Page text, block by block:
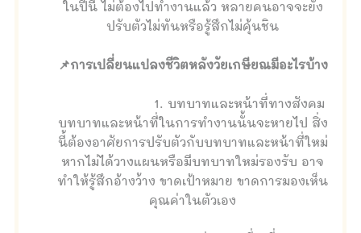
ในปีนี้ ไม่ต้องไปทำงานแล้ว หลายคนอาจจะยัง
ปรับตัวไม่ทันหรือรู้สึกไม่คุ้นชิน
📌การเปลี่ยนแปลงชีวิตหลังวัยเกษียณมีอะไรบ้าง
1. บทบาทและหน้าที่ทางสังคม
บทบาทและหน้าที่ในการทำงานนั้นจะหายไป สิ่ง
นี้ต้องอาศัยการปรับตัวกับบทบาทและหน้าที่ใหม่
หากไม่ได้วางแผนหรือมีบทบาทใหม่รองรับ อาจ
ทำให้รู้สึกอ้างว้าง ขาดเป้าหมาย ขาดการมองเห็น
คุณค่าในตัวเอง